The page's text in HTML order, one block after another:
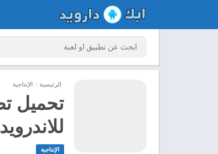
الرئيسية / الإنتاجية
للاندرويد 2024
الإنتاجية